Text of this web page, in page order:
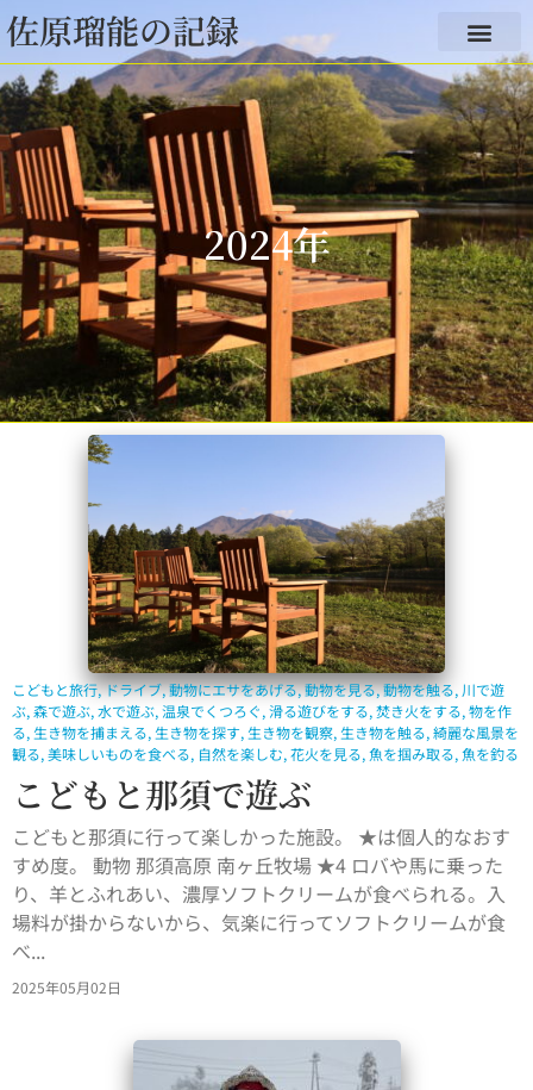
佐原瑠能の記録
2024年
こどもと旅行,ドライブ,動物にエサをあげる,動物を見る,動物を触る, 川で遊
ぶ,森で遊ぶ,水で遊ぶ,温泉でくつろぐ,滑る遊びをする,焚き火をする,物を作
る,生き物を捕まえる,生き物を探す,生き物を観察,生き物を触る,綺麗な風景を
観る,美味しいものを食べる, 自然を楽しむ,花火を見る,魚を掴み取る,魚を釣る
こどもと那須で遊ぶ
こどもと那須に行って楽しかった施設。 ★は個人的なおす
すめ度。 動物 那須高原 南ヶ丘牧場 ★4 ロバや馬に乗った
り、羊とふれあい、濃厚ソフトクリームが食べられる。入
場料が掛からないから、気楽に行ってソフトクリームが食
べ...
2025年05月02日